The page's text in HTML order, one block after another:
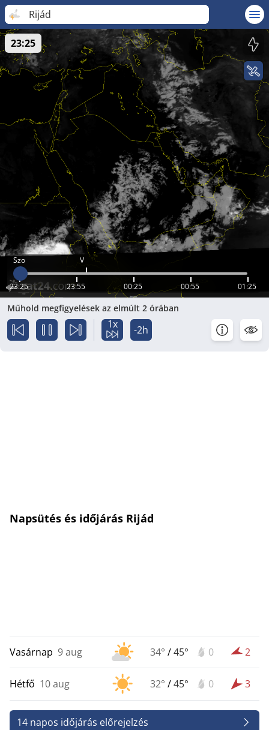
Rijád
Szo V
23:25 23:55 00:25 00:55 01:25
23:25
Műhold megfigyelések az elmúlt 2 órában
1x -2h
Napsütés és időjárás Rijád
Vasárnap 9 aug 34° /45° 0 2
Hétfő 10 aug 32° /45° 0 3
14 napos időjárás előrejelzés